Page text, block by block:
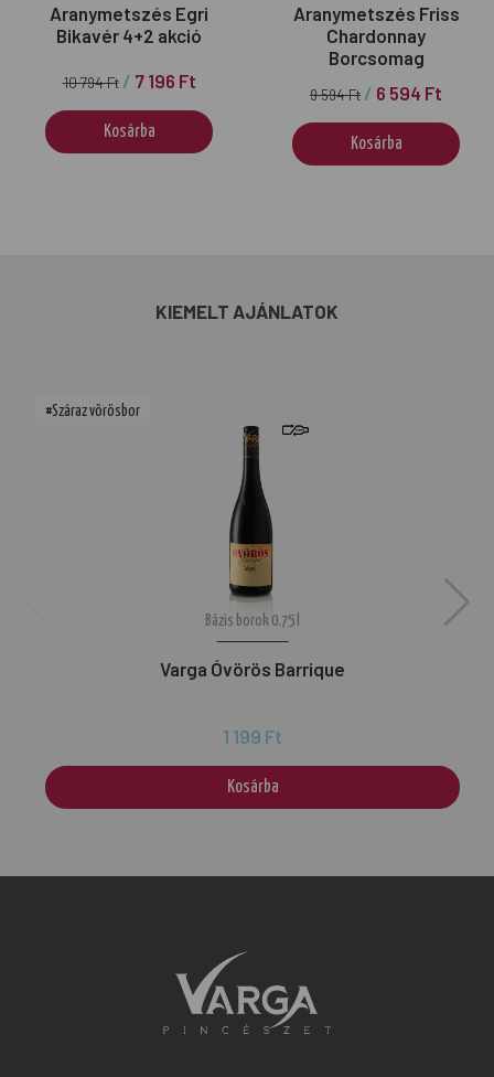
Aranymetszés Egri
Bikavér 4+2 akció
10 794 Ft/ 7 196 Ft
Kosárba
Aranymetszés Friss
Chardonnay
Borcsomag
9 594 Ft / 6 594 Ft
Kosárba
KIEMELT AJÁNLATOK
Bázis borok 0.75 l
Varga Óvörös Barrique
1 199 Ft
Kosárba
#Száraz vörösbor